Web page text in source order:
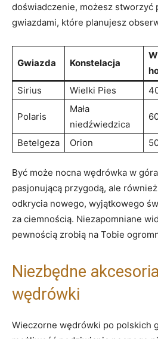
doświadczenie, możesz stworzyć
gwiazdami, które planujesz
Gwiazda Konstelacja
Sirius
Wielki Pies
Polaris
Mała
niedźwiedzica
Betelgeza Orion
Być może nocna wędrówka w
pasjonującą przygodą, ale
odkrycia⁣ nowego, wyjątkowego
‍za ciemnością. Niezapomniane
pewnością zrobią na Tobie
Niezbędne
wędrówki
Wieczorne wędrówki po polskich